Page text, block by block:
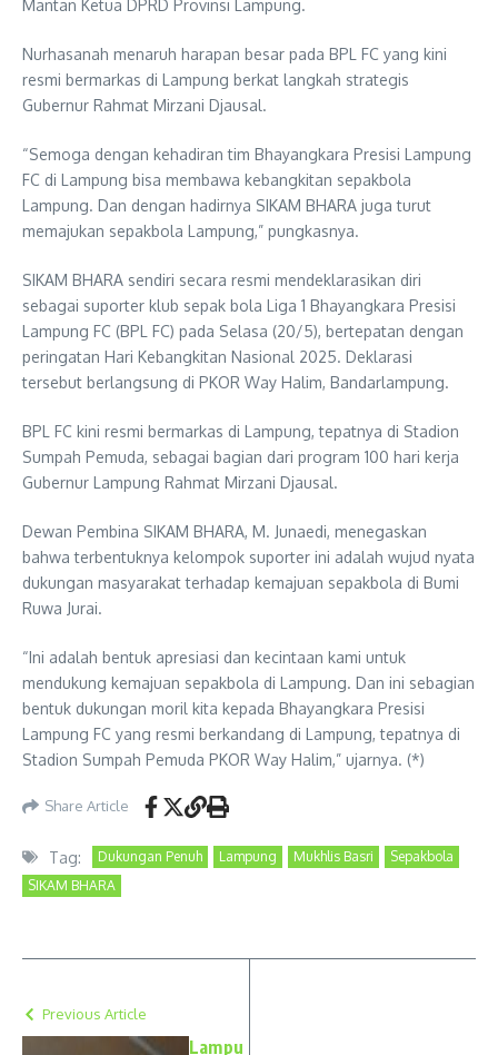
Mantan Ketua DPRD Provinsi Lampung.
Nurhasanah menaruh harapan besar pada BPL FC yang kini
resmi bermarkas di Lampung berkat langkah strategis
Gubernur Rahmat Mirzani Djausal.
“Semoga dengan kehadiran tim Bhayangkara Presisi Lampung
FC di Lampung bisa membawa kebangkitan sepakbola
Lampung. Dan dengan hadirnya SIKAM BHARA juga turut
memajukan sepakbola Lampung,” pungkasnya.
SIKAM BHARA sendiri secara resmi mendeklarasikan diri
sebagai suporter klub sepak bola Liga 1 Bhayangkara Presisi
Lampung FC (BPL FC) pada Selasa (20/5), bertepatan dengan
peringatan Hari Kebangkitan Nasional 2025. Deklarasi
tersebut berlangsung di PKOR Way Halim, Bandarlampung.
BPL FC kini resmi bermarkas di Lampung, tepatnya di Stadion
Sumpah Pemuda, sebagai bagian dari program 100 hari kerja
Gubernur Lampung Rahmat Mirzani Djausal.
Dewan Pembina SIKAM BHARA, M. Junaedi, menegaskan
bahwa terbentuknya kelompok suporter ini adalah wujud nyata
dukungan masyarakat terhadap kemajuan sepakbola di Bumi
Ruwa Jurai.
“Ini adalah bentuk apresiasi dan kecintaan kami untuk
mendukung kemajuan sepakbola di Lampung. Dan ini sebagian
bentuk dukungan moril kita kepada Bhayangkara Presisi
Lampung FC yang resmi berkandang di Lampung, tepatnya di
Stadion Sumpah Pemuda PKOR Way Halim,” ujarnya. (*)
Share Article
Tag: Dukungan Penuh Lampung Mukhlis Basri
Sepakbola
SIKAM BHARA
Previous Article
Lampu